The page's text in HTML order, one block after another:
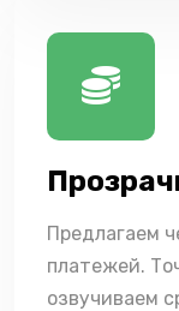
Предлагаем
платежей.
озвучиваем